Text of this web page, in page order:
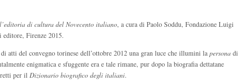
di cultura del Novecento italiano, a cura di Paolo Soddu, Fondazione Luigi
Firenze 2015.
atti del convegno torinese dell’ottobre 2012 una gran luce che illumini la persona di
enigmatica e sfuggente era e tale rimane, pur dopo la biografia dettatane
per il Dizionario biografico degli italiani.